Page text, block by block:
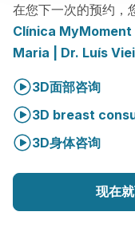
在您下一次的预约，
Clínica MyMoment
Maria | Dr. Luís
3D面部咨询
3D breast
3D身体咨询
现在